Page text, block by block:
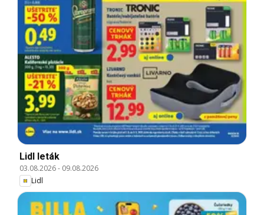
Lidl leták
03.08.2026- 09.08.2026
Lidl